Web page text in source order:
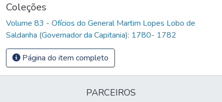
Coleções
Volume 83 - Ofícios do General Martim Lopes Lobo de
Saldanha (Governador da Capitania): 1780- 1782
Página do item completo
PARCEIROS